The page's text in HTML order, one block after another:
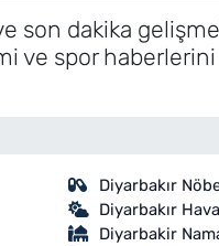
son dakika
ve spor
Diyarbakır
Diyarbakır
Diyarbakir